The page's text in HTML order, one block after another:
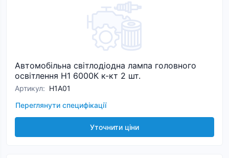
Автомобільна світлодіодна лампа головного
освітлення H1 6000К к-кт 2 шт.
Артикул: Н1A01
Переглянути специфікації
Уточнити ціни